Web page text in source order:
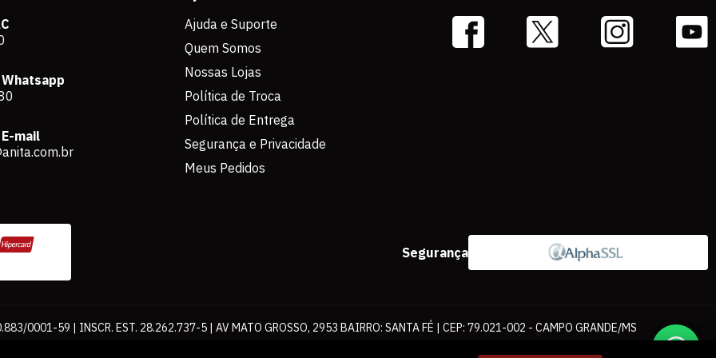
mail
Ajuda e Suporte
Quem Somos
Nossas Lojas
Política de Troca
Política de Entrega
Segurança e Privacidade
Meus Pedidos
Segurança
0001-59 | INSCR. EST. 28.262.737-5 | AV MATO GROSSO, 2953 BAIRRO: SANTA FÉ | CEP: 79.021-002 - CAMPO GRANDE/MS